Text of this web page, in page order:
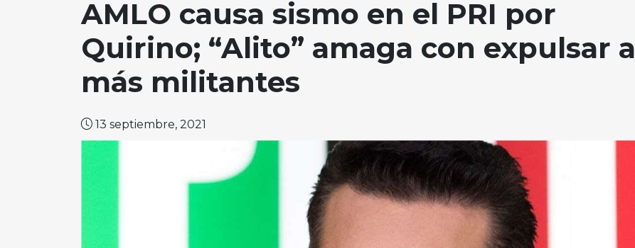
AMLO causa sismo en el PRI por
Quirino; “Alito” amaga con expulsar a
más militantes
13 septiembre, 2021